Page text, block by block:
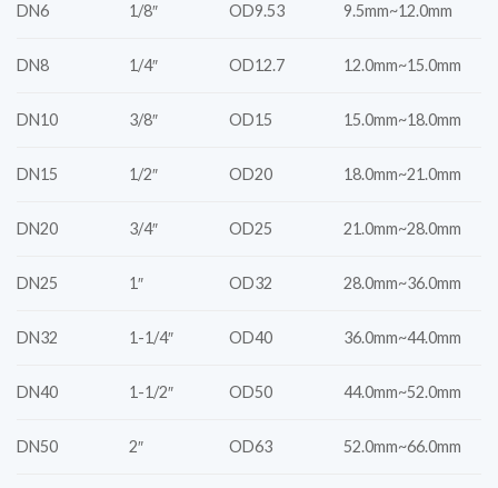
DN6 1/8″ OD9.53 9.5mm~12.0mm
DN8 1/4″ OD12.7 12.0mm~15.0mm
DN10 3/8″ OD15 15.0mm~18.0mm
DN15 1/2″ OD20 18.0mm~21.0mm
DN20 3/4″ OD25 21.0mm~28.0mm
DN25 1″ OD32 28.0mm~36.0mm
DN32 1-1/4″ OD40 36.0mm~44.0mm
DN40 1-1/2″ OD50 44.0mm~52.0mm
DN50 2″ OD63 52.0mm~66.0mm